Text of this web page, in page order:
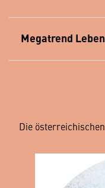
Megatrend
Die